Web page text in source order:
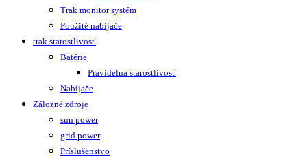
Trak monitor systém
Použité nabíjače
trak starostlivosť
Batérie
Pravidelná starostlivosť
Nabíjače
Záložné zdroje
sun power
grid power
Príslušenstvo